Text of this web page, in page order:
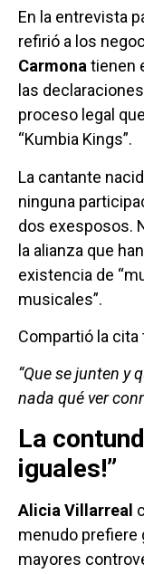
En la entrevista
refirió a los
Carmonatienen
las
proceso legal
“Kumbia Kings”.
La cantante
ninguna
dos exesposos.
la alianza que
existencia de
musicales”.
Compartió la cita
“Que se junten y
nada qué ver
La
iguales!”
Alicia Villarreal
menudo prefiere
mayores